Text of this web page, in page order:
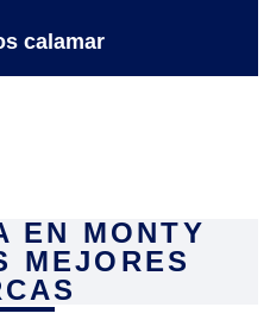
calamar
EN MONTY
MEJORES